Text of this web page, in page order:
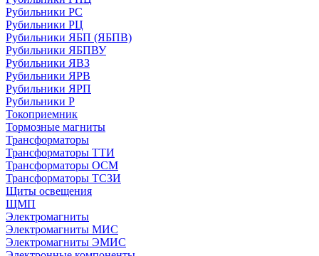
Рубильники РС
Рубильники РЦ
Рубильники ЯБП (ЯБПВ)
Рубильники ЯБПВУ
Рубильники ЯВЗ
Рубильники ЯРВ
Рубильники ЯРП
Рубильники Р
Токоприемник
Тормозные магниты
Трансформаторы
Трансформаторы ТТИ
Трансформаторы ОСМ
Трансформаторы ТСЗИ
Щиты освещения
ЩМП
Электромагниты
Электромагниты МИС
Электромагниты ЭМИС